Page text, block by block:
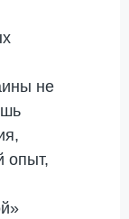
не
опыт,